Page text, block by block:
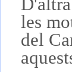
les
del